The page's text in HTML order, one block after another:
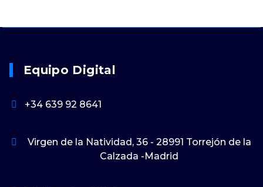
Equipo Digital
+34 639 92 8641
Virgen de la Natividad, 36 - 28991 Torrejón de la
Calzada -Madrid